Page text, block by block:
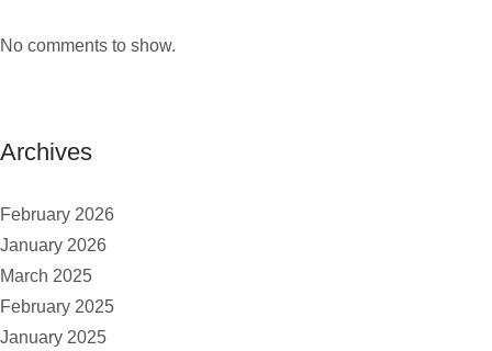
No comments to show.
Archives
February 2026
January 2026
March 2025
February 2025
January 2025